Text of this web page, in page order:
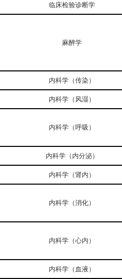
临床检验诊断学
麻醉学
内科学（传染）
内科学（风湿）
内科学（呼吸）
内科学（内分泌）
内科学（肾内）
内科学（消化）
内科学（心内）
内科学（血液）